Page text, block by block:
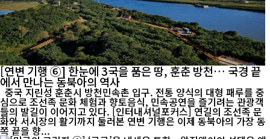
[연변 기행 ⑥] 한눈에 3국을 품은 땅, 훈춘 방천… 국경 끝
에서 만나는 동북아의 역사
심으로 조선족 문화 체험과 향토음식, 민속공연을 즐기려는 관광객
들의 발길이 이어지고 있다. [인터내셔널포커스] 연길의 조선족 문
화와 서시장의 활기까지 둘러본 연변 기행은 이제 동북아의 가장 동
쪽 끝을 향...